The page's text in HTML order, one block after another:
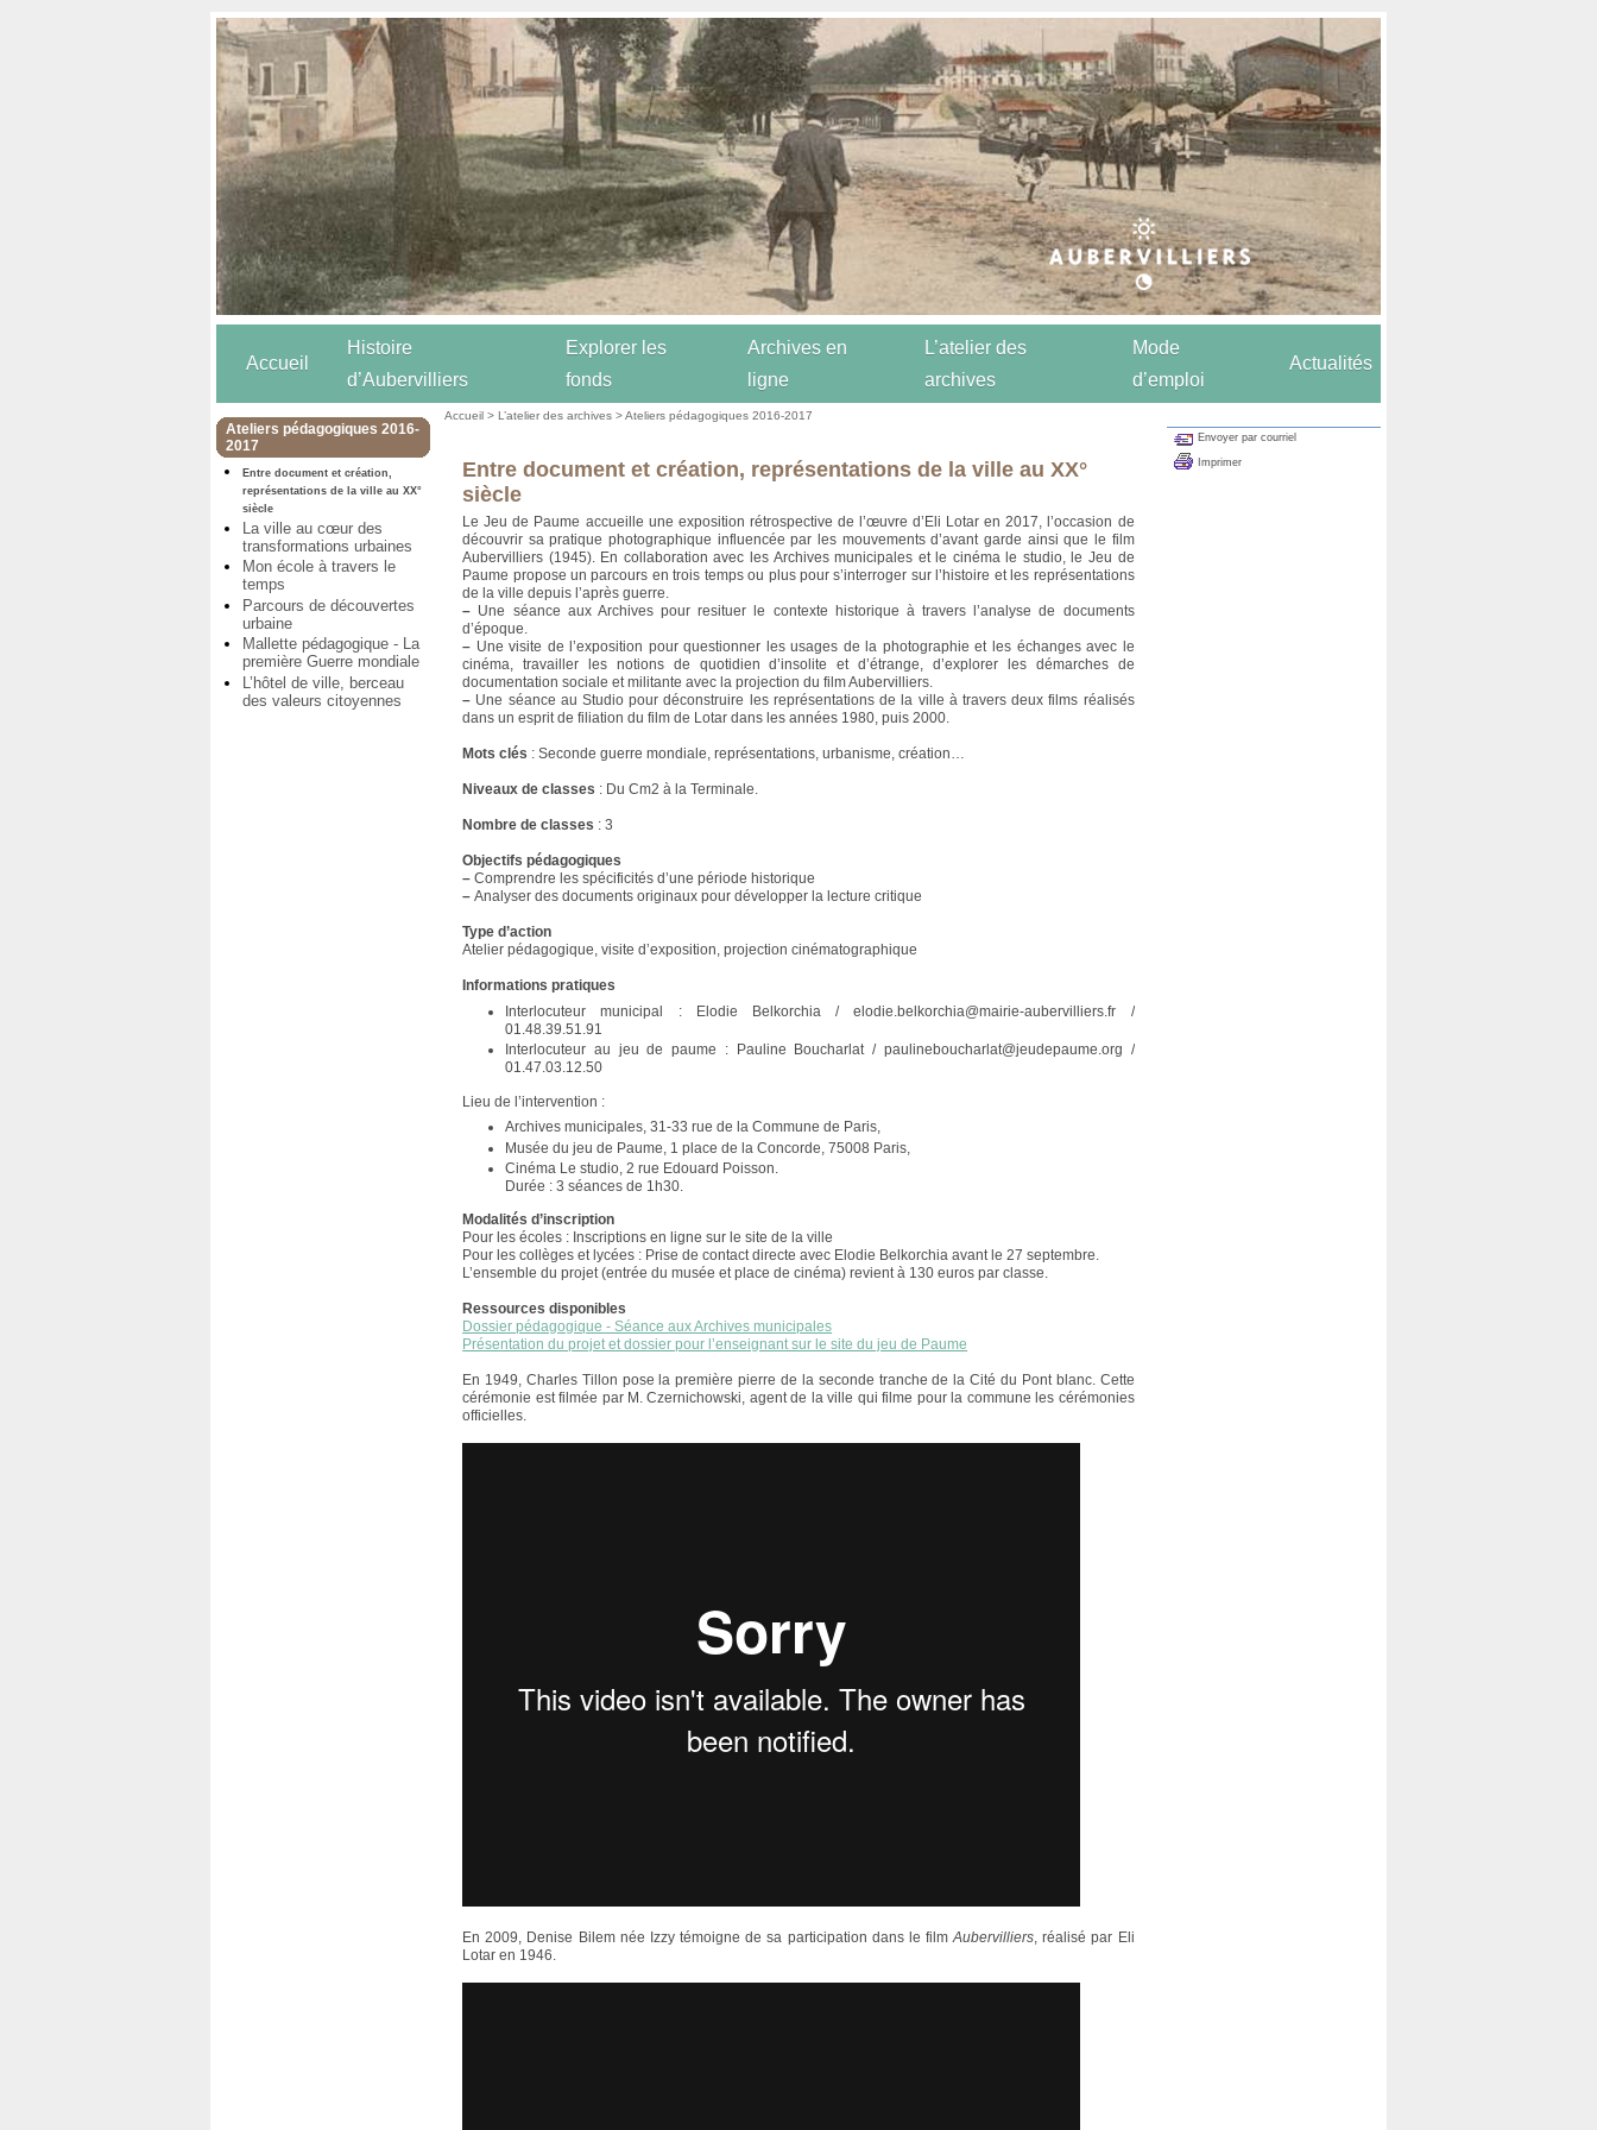
Accueil
Histoire
d’Aubervilliers
Explorer les
fonds
Archives en
ligne
L’atelier des
archives
Mode
d’emploi
Actualités
Ateliers pédagogiques 2016-
2017
Entre document et création,
représentations de la ville au XX°
siècle
La ville au cœur des
transformations urbaines
Mon école à travers le
temps
Parcours de découvertes
urbaine
Mallette pédagogique - La
première Guerre mondiale
L’hôtel de ville, berceau
des valeurs citoyennes
Accueil >L’atelier des archives >Ateliers pédagogiques 2016-2017
Entre document et création, représentations de la ville au XX°
siècle
Le Jeu de Paume accueille une exposition rétrospective de l’œuvre d’Eli Lotar en 2017, l’occasion de
découvrir sa pratique photographique influencée par les mouvements d’avant garde ainsi que le film
Aubervilliers (1945). En collaboration avec les Archives municipales et le cinéma le studio, le Jeu de
Paume propose un parcours en trois temps ou plus pour s’interroger sur l’histoire et les représentations
de la ville depuis l’après guerre.
– Une séance aux Archives pour resituer le contexte historique à travers l’analyse de documents
d’époque.
– Une visite de l’exposition pour questionner les usages de la photographie et les échanges avec le
cinéma, travailler les notions de quotidien d’insolite et d’étrange, d’explorer les démarches de
documentation sociale et militante avec la projection du film Aubervilliers.
– Une séance au Studio pour déconstruire les représentations de la ville à travers deux films réalisés
dans un esprit de filiation du film de Lotar dans les années 1980, puis 2000.
Mots clés : Seconde guerre mondiale, représentations, urbanisme, création…
Niveaux de classes : Du Cm2 à la Terminale.
Nombre de classes : 3
Objectifs pédagogiques
– Comprendre les spécificités d’une période historique
– Analyser des documents originaux pour développer la lecture critique
Type d’action
Atelier pédagogique, visite d’exposition, projection cinématographique
Informations pratiques
Interlocuteur municipal : Elodie Belkorchia / elodie.belkorchia@mairie-aubervilliers.fr /
01.48.39.51.91
Interlocuteur au jeu de paume : Pauline Boucharlat / paulineboucharlat@jeudepaume.org /
01.47.03.12.50
Lieu de l’intervention :
Archives municipales, 31-33 rue de la Commune de Paris,
Musée du jeu de Paume, 1 place de la Concorde, 75008 Paris,
Cinéma Le studio, 2 rue Edouard Poisson.
Durée : 3 séances de 1h30.
Modalités d’inscription
Pour les écoles : Inscriptions en ligne sur le site de la ville
Pour les collèges et lycées : Prise de contact directe avec Elodie Belkorchia avant le 27 septembre.
L’ensemble du projet (entrée du musée et place de cinéma) revient à 130 euros par classe.
Ressources disponibles
Dossier pédagogique - Séance aux Archives municipales
Présentation du projet et dossier pour l’enseignant sur le site du jeu de Paume
En 1949, Charles Tillon pose la première pierre de la seconde tranche de la Cité du Pont blanc. Cette
cérémonie est filmée par M. Czernichowski, agent de la ville qui filme pour la commune les cérémonies
officielles.
En 2009, Denise Bilem née Izzy témoigne de sa participation dans le filmAubervilliers, réalisé par Eli
Lotar en 1946.
Envoyer par courriel
Imprimer